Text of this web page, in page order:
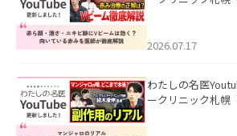
した。
2026.07.17
わたしの名医
ークリニック札幌